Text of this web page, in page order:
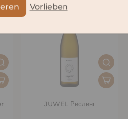
JUWEL Рислинг
Vorlieben